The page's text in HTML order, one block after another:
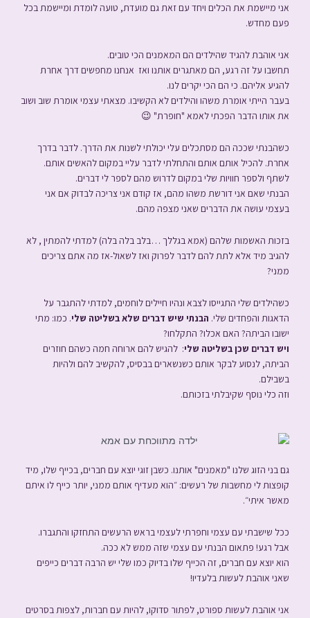
אני מיישמת את הכלים ויחד עם זאת גם מועדת, טועה לומדת ומיישמת בכל
פעם מחדש.
אני אוהבת להגיד שהילדים הם המאמנים הכי טובים.
תחשבו על זה רגע, הם מאתגרים אותנו ואז אנחנו מחפשים דרך אחרת
להגיע אליהם. כי הם הכי יקרים לנו.
בעבר הייתי אומרת משהו והילדים לא הקשיבו. מצאתי עצמי אומרת שוב ושוב
את אותו הדבר הפכתי לאמא "חופרת" 😉
כשהבנתי שככה הם מסתכלים עלי יכולתי לשנות את הדרך. לדבר בדרך
אחרת. להכיל אותם אותם והתחלתי לדבר עליי במקום להאשים אותם.
לשתף ולספר חוויות שלי במקום לדרוש מהם לספר לי דברים.
הבנתי שאם אני דורשת משהו מהם, אז קודם אני צריכה לבדוק אם אני
בעצמי עושה את הדברים שאני מצפה מהם.
בזכות האשמות שלהם (אמא בגללך …בלב בלה בלה) למדתי להמתין , לא
להגיב מיד אלא לתת להם לדבר לפרוק ואז לשאול-אז מה אתם צריכים
ממני?
כשהילדים שלי התגייסו לצבא ונהיו חיילים לוחמים, למדתי להתגבר על
הדאגות והפחדים שלי. הבנתי שיש דברים שלא בשליטה שלי. כמו: מתי
ישובו הביתה? האם אכלו? התקלחו?
ויש דברים שכן בשליטה שלי: להגיש להם ארוחה חמה כשהם חוזרים
הביתה, לנסוע לבקר אותם כשנשארים בבסיס, להקשיב להם ולהיות
בשבילם.
וזה כלי נוסף שקיבלתי בזכותם.
גם בני הזוג שלנו "מאמנים" אותנו. כשבן זוגי יוצא עם חברים, בכייף שלו, מיד
קופצות לי מחשבות של רעשים: ״הוא מעדיף אותם ממני, יותר כייף לו איתם
מאשר איתי״.
ככל שישבתי עם עצמי וחפרתי לעצמי בראש הרעשים התחזקו והתגברו.
אבל רגע! פתאום הבנתי עם עצמי שזה ממש לא ככה.
הוא יוצא עם חברים, זה הכייף שלו בדיוק כמו שלי יש הרבה דברים כייפים
שאני אוהבת לעשות בלעדיו!
אני אוהבת לעשות ספורט, לפתור סדוקו, להיות עם חברות, לצפות בסרטים